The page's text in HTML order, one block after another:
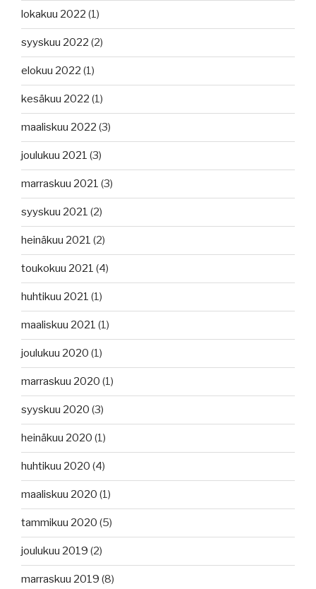
lokakuu 2022 (1)
syyskuu 2022 (2)
elokuu 2022 (1)
kesäkuu 2022 (1)
maaliskuu 2022 (3)
joulukuu 2021 (3)
marraskuu 2021 (3)
syyskuu 2021 (2)
heinäkuu 2021 (2)
toukokuu 2021 (4)
huhtikuu 2021 (1)
maaliskuu 2021 (1)
joulukuu 2020 (1)
marraskuu 2020 (1)
syyskuu 2020 (3)
heinäkuu 2020 (1)
huhtikuu 2020 (4)
maaliskuu 2020 (1)
tammikuu 2020 (5)
joulukuu 2019 (2)
marraskuu 2019 (8)